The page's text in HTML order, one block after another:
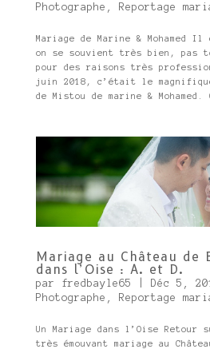
Photographe , Reportage
Mariage de Marine & Mohamed
on se souvient très bien, pas
pour des raisons très
juin 2018, c’était le
de Mistou de marine &
Mariage au Château de
dans l’Oise : A. et D.
par fredbayle65 Déc 5,
Photographe , Reportage
Un Mariage dans l’Oise Retour
très émouvant mariage au